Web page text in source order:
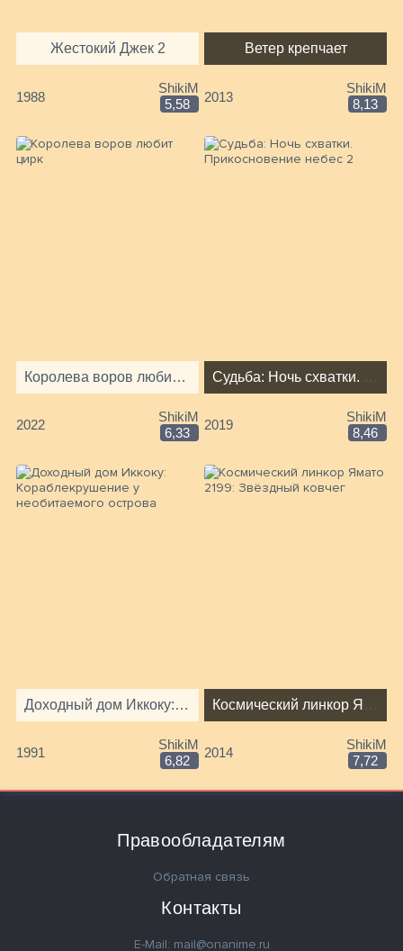
Жестокий Джек 2
1988
ShikiM
5,58
Ветер крепчает
2013
ShikiM
8,13
Королева воров любит цирк
2022
ShikiM
6,33
Судьба: Ночь схватки. Прикосновение небес 2
2019
ShikiM
8,46
Доходный дом Иккоку: Кораблекрушение у необитаемого острова
1991
ShikiM
6,82
Космический линкор Ямато 2199: Звёздный ковчег
2014
ShikiM
7,72
Правообладателям
Обратная связь
Контакты
E-Mail: mail@onanime.ru